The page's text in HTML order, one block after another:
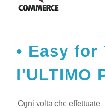
Easy for
l'ULTIMO
Ogni volta che effettuate